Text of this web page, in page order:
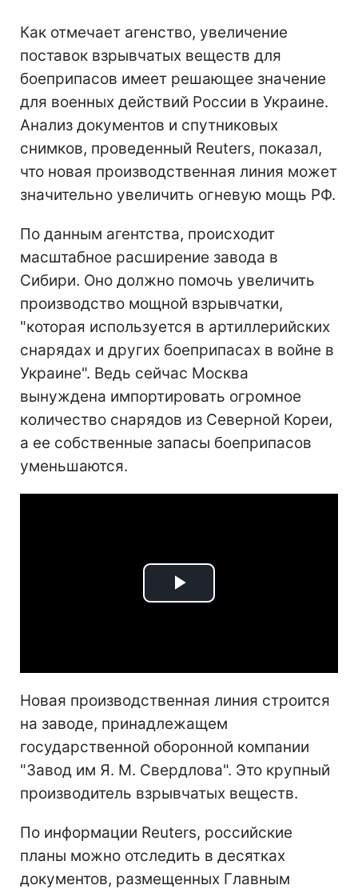
Как отмечает агенство, увеличение
поставок взрывчатых веществ для
боеприпасов имеет решающее значение
для военных действий России в Украине.
Анализ документов и спутниковых
снимков, проведенный Reuters, показал,
что новая производственная линия может
значительно увеличить огневую мощь РФ.
По данным агентства, происходит
масштабное расширение завода в
Сибири. Оно должно помочь увеличить
производство мощной взрывчатки,
"которая используется в артиллерийских
снарядах и других боеприпасах в войне в
Украине". Ведь сейчас Москва
вынуждена импортировать огромное
количество снарядов из Северной Кореи,
а ее собственные запасы боеприпасов
уменьшаются.
Play
Новая производственная линия строится
на заводе, принадлежащем
государственной оборонной компании
"Завод им Я. М. Свердлова". Это крупный
производитель взрывчатых веществ.
По информации Reuters, российские
планы можно отследить в десятках
документов, размещенных Главным